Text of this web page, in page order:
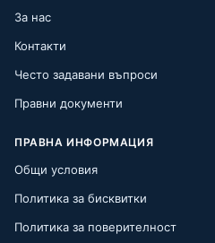
За нас
Контакти
Често задавани въпроси
Правни документи
ПРАВНА ИНФОРМАЦИЯ
Общи условия
Политика за бисквитки
Политика за поверителност